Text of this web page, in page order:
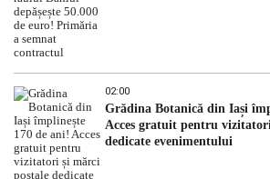
02:00
Grădina Botanică din Iași
Acces gratuit pentru
dedicate evenimentului